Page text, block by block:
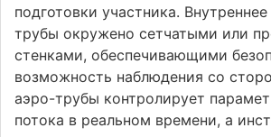
подготовки участника.
трубы окружено сетчатыми или
стенками, обеспечивающими
возможность наблюдения со
аэро-трубы контролирует
потока в реальном времени, а